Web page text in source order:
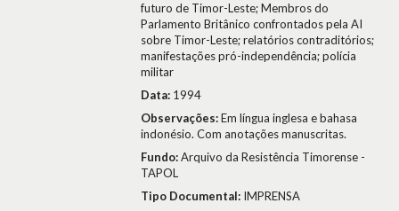
futuro de Timor-Leste; Membros do
Parlamento Britânico confrontados pela AI
sobre Timor-Leste; relatórios contraditórios;
manifestações pró-independência; polícia
militar
Data: 1994
Observações:Em língua inglesa e bahasa
indonésio. Com anotações manuscritas.
Fundo:Arquivo da Resistência Timorense -
TAPOL
Tipo Documental: IMPRENSA